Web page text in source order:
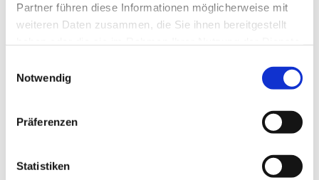
Partner führen diese Informationen möglicherweise mit
weiteren Daten zusammen, die Sie ihnen bereitgestellt
Notwendig
Präferenzen
Statistiken
Website
Tagesstruktur als Product Owner